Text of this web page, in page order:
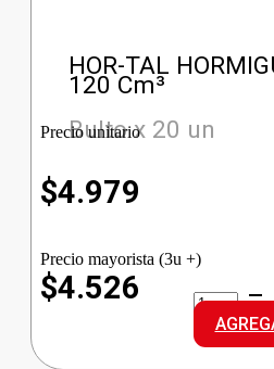
HOR-TAL
120 Cm³
Bulto x 20 un
Precio unitario
$4.979
Precio mayorista (3u +)
$4.526
HOR-
TAL
LIQUIDO